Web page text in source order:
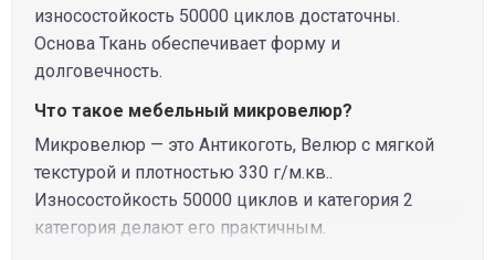
износостойкость 50000 циклов достаточны.
Основа Ткань обеспечивает форму и
долговечность.
Что такое мебельный микровелюр?
Микровелюр — это Антикоготь, Велюр с мягкой
текстурой и плотностью 330 г/м.кв..
Износостойкость 50000 циклов и категория 2
категория делают его практичным.